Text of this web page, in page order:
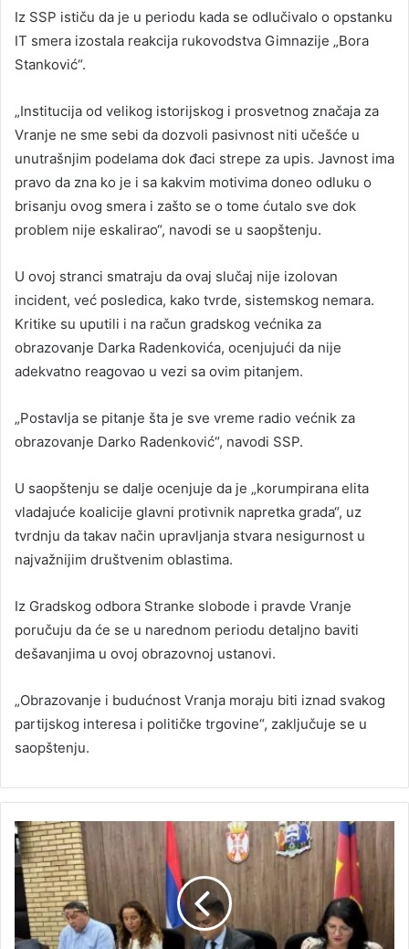
Iz SSP ističu da je u periodu kada se odlučivalo o opstanku
IT smera izostala reakcija rukovodstva Gimnazije „Bora
Stanković“.
„Institucija od velikog istorijskog i prosvetnog značaja za
Vranje ne sme sebi da dozvoli pasivnost niti učešće u
unutrašnjim podelama dok đaci strepe za upis. Javnost ima
pravo da zna ko je i sa kakvim motivima doneo odluku o
brisanju ovog smera i zašto se o tome ćutalo sve dok
problem nije eskalirao“, navodi se u saopštenju.
U ovoj stranci smatraju da ovaj slučaj nije izolovan
incident, već posledica, kako tvrde, sistemskog nemara.
Kritike su uputili i na račun gradskog većnika za
obrazovanje Darka Radenkovića, ocenjujući da nije
adekvatno reagovao u vezi sa ovim pitanjem.
„Postavlja se pitanje šta je sve vreme radio većnik za
obrazovanje Darko Radenković“, navodi SSP.
U saopštenju se dalje ocenjuje da je „korumpirana elita
vladajuće koalicije glavni protivnik napretka grada“, uz
tvrdnju da takav način upravljanja stvara nesigurnost u
najvažnijim društvenim oblastima.
Iz Gradskog odbora Stranke slobode i pravde Vranje
poručuju da će se u narednom periodu detaljno baviti
dešavanjima u ovoj obrazovnoj ustanovi.
„Obrazovanje i budućnost Vranja moraju biti iznad svakog
partijskog interesa i političke trgovine“, zaključuje se u
saopštenju.